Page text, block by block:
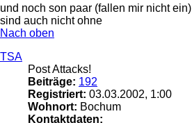
und noch son paar (fallen mir nicht ein)
sind auch nicht ohne
Nach oben
TSA
Post Attacks!
Beiträge: 192
Registriert: 03.03.2002, 1:00
Wohnort: Bochum
Kontaktdaten: